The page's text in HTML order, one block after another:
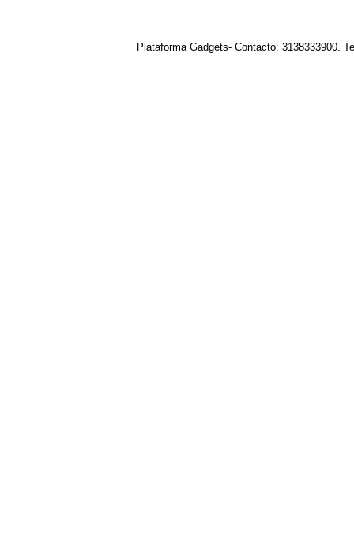
Plataforma Gadgets- Contacto: 3138333900.